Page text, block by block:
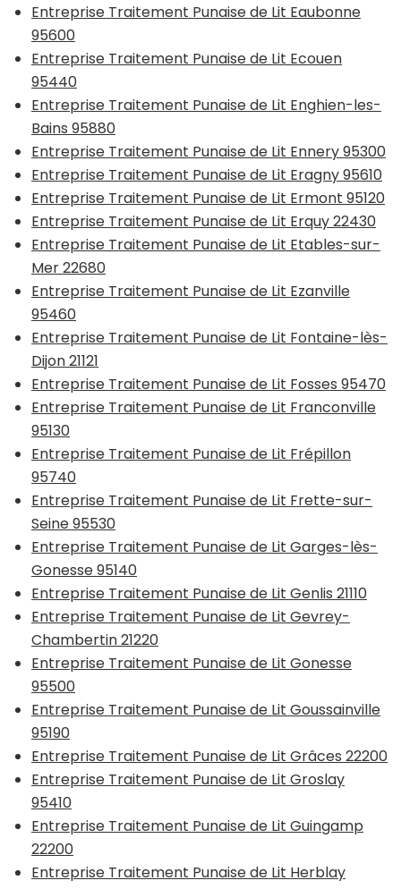
Entreprise Traitement Punaise de Lit Eaubonne
95600
Entreprise Traitement Punaise de Lit Ecouen
95440
Entreprise Traitement Punaise de Lit Enghien-les-
Bains 95880
Entreprise Traitement Punaise de Lit Ennery 95300
Entreprise Traitement Punaise de Lit Eragny 95610
Entreprise Traitement Punaise de Lit Ermont 95120
Entreprise Traitement Punaise de Lit Erquy 22430
Entreprise Traitement Punaise de Lit Etables-sur-
Mer 22680
Entreprise Traitement Punaise de Lit Ezanville
95460
Entreprise Traitement Punaise de Lit Fontaine-lès-
Dijon 21121
Entreprise Traitement Punaise de Lit Fosses 95470
Entreprise Traitement Punaise de Lit Franconville
95130
Entreprise Traitement Punaise de Lit Frépillon
95740
Entreprise Traitement Punaise de Lit Frette-sur-
Seine 95530
Entreprise Traitement Punaise de Lit Garges-lès-
Gonesse 95140
Entreprise Traitement Punaise de Lit Genlis 21110
Entreprise Traitement Punaise de Lit Gevrey-
Chambertin 21220
Entreprise Traitement Punaise de Lit Gonesse
95500
Entreprise Traitement Punaise de Lit Goussainville
95190
Entreprise Traitement Punaise de Lit Grâces 22200
Entreprise Traitement Punaise de Lit Groslay
95410
Entreprise Traitement Punaise de Lit Guingamp
22200
Entreprise Traitement Punaise de Lit Herblay